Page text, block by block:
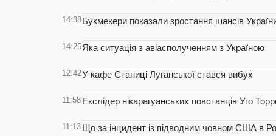
14:38Букмекери показали зростання шансів
14:25Яка ситуація з авіасполученням з Україною
12:42У кафе Станиці Луганської стався вибух
11:58 Екслідер нікарагуанських повстанців Уго
11:13 Що за інцидент із підводним човном США в